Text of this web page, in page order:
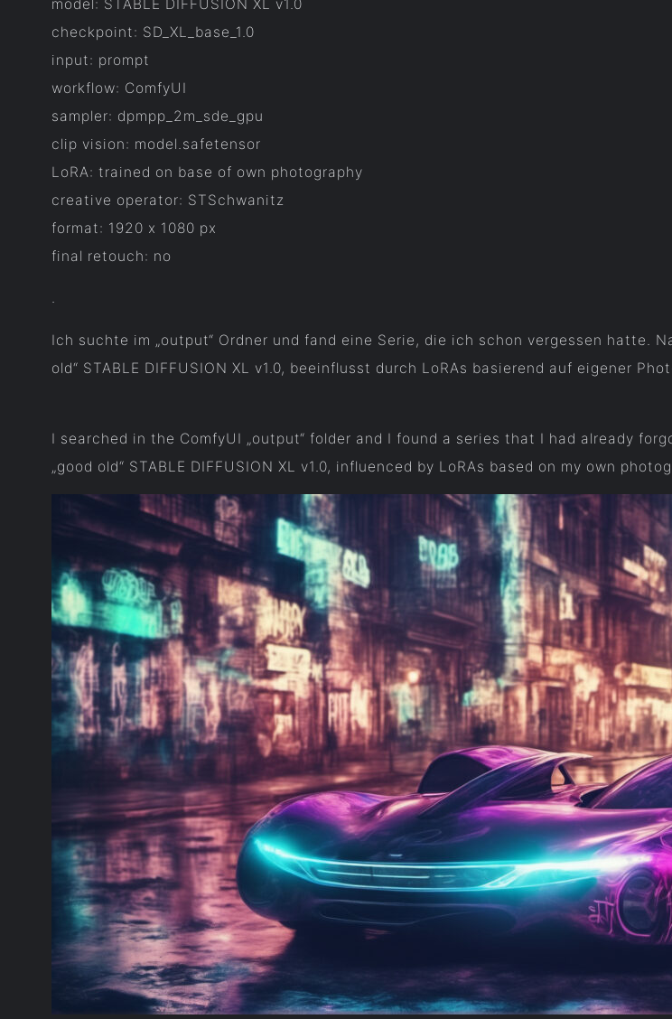
model: STABLE DIFFUSION XL v1.0
checkpoint: SD_XL_base_1.0
input: prompt
workflow: ComfyUI
sampler: dpmpp_2m_sde_gpu
clip vision: model.safetensor
LoRA: trained on base of own photography
creative operator: STSchwanitz
format: 1920 x 1080 px
final retouch: no
.
Ich suchte im „output“ Ordner und fand eine Serie, die ich schon vergessen hatte.
old“ STABLE DIFFUSION XL v1.0, beeinflusst durch LoRAs basierend auf eigener
I searched in the ComfyUI „output“ folder and I found a series that I had already
„good old“ STABLE DIFFUSION XL v1.0, influenced by LoRAs based on my own